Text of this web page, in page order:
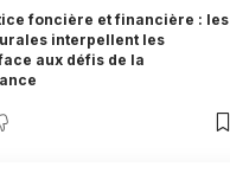
foncière et financière : les
interpellent les
aux défis de la